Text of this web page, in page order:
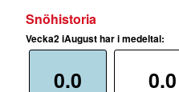
Snöhistoria
Vecka2 iAugust har i medeltal:
0.0 0.0